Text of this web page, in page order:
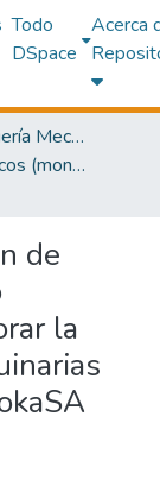
Todo
DSpace
Acerca
Facultad de Ingeniería Mecánica Eléctrica y Electrónica
Trabajos Académicos (monografías)
de
la